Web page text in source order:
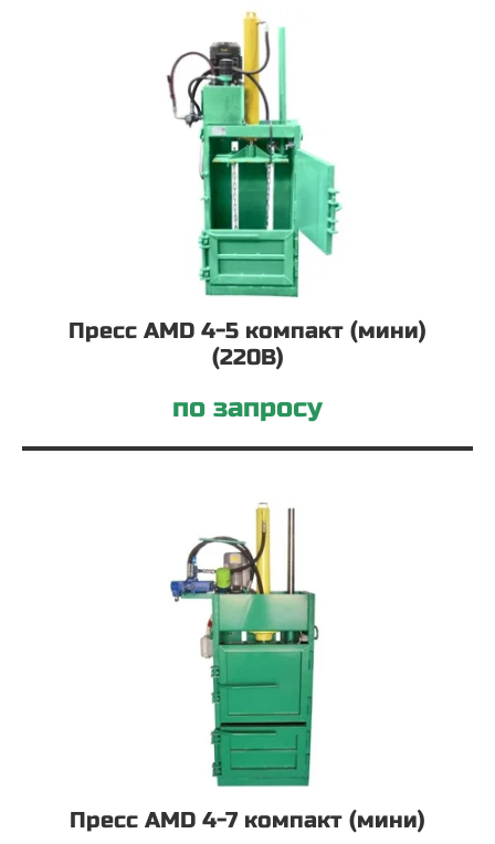
Пресс AMD 4-5 компакт (мини)
(220В)
по запросу
Пресс AMD 4-7 компакт (мини)